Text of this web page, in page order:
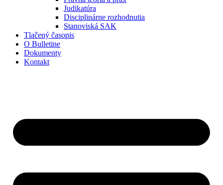
Judikatúra
Disciplinárne rozhodnutia
Stanoviská SAK
Tlačený časopis
O Bulletine
Dokumenty
Kontakt